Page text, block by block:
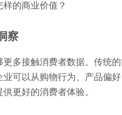
的商业价值？
察
多接触消费者数据。传统
可以从购物行为、产品偏
更好的消费者体验。